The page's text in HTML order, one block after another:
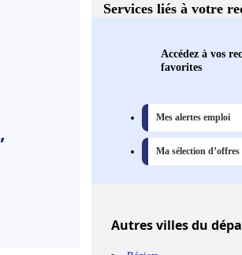
Services liés à votre
Accédez à vos
favorites
Mes alertes emploi
Ma sélection d’offres
Autresvillesdu